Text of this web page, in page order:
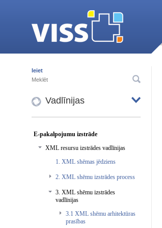
Ieiet
Vadlīnijas
E-pakalpojumu izstrāde
XML resursu izstrādes vadlīnijas
1. XML shēmas jēdziens
2. XML shēmu izstrādes process
3. XML shēmu izstrādes
vadlīnijas
3.1 XML shēmu arhitektūras
prasības